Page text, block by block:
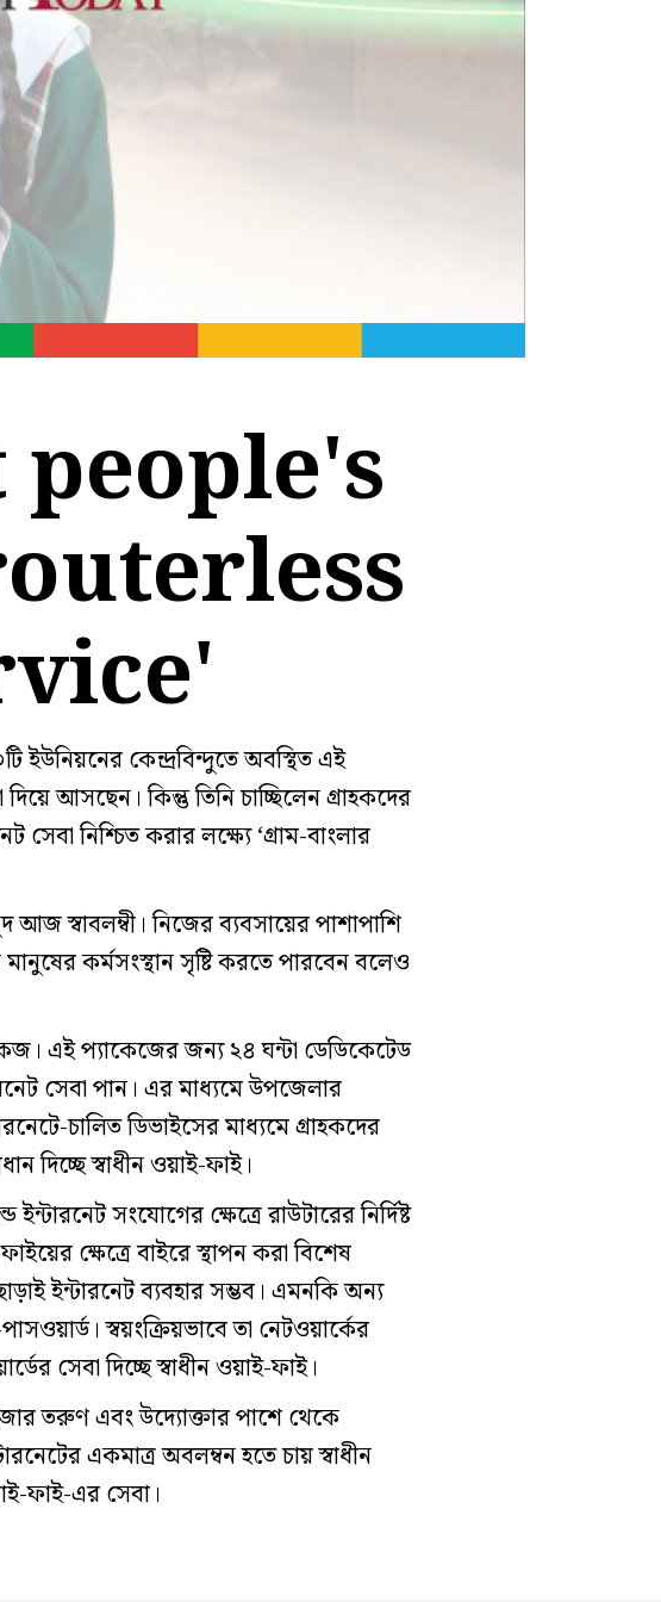
ইউনিয়নের কেন্দ্রবিন্দুতে অবস্থিত এই
আসছেন। কিন্তু তিনি চাচ্ছিলেন গ্রাহকদের
সেবা নিশ্চিত করার লক্ষ্যে ‘গ্রাম-বাংলার
আজ স্বাবলম্বী। নিজের ব্যবসায়ের পাশাপাশি
কর্মসংস্থান সৃষ্টি করতে পারবেন বলেও
এই প্যাকেজের জন্য ২৪ ঘন্টা ডেডিকেটেড
সেবা পান। এর মাধ্যমে উপজেলার
চালিত ডিভাইসের মাধ্যমে গ্রাহকদের
স্বাধীন ওয়াই-ফাই।
সংযোগের ক্ষেত্রে রাউটারের নির্দিষ্ট
ক্ষেত্রে বাইরে স্থাপন করা বিশেষ
ইন্টারনেট ব্যবহার সম্ভব। এমনকি অন্য
স্বয়ংক্রিয়ভাবে তা নেটওয়ার্কের
সেবা দিচ্ছে স্বাধীন ওয়াই-ফাই।
তরুণ এবং উদ্যোক্তার পাশে থেকে
একমাত্র অবলম্বন হতে চায় স্বাধীন
ফাই-এর সেবা।